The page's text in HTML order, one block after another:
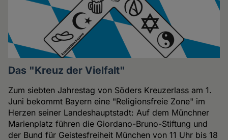
Das "Kreuz der Vielfalt"
Zum siebten Jahrestag von Söders Kreuzerlass am 1.
Juni bekommt Bayern eine "Religionsfreie Zone" im
Herzen seiner Landeshauptstadt: Auf dem Münchner
Marienplatz führen die Giordano-Bruno-Stiftung und
der Bund für Geistesfreiheit München von 11 Uhr bis 18